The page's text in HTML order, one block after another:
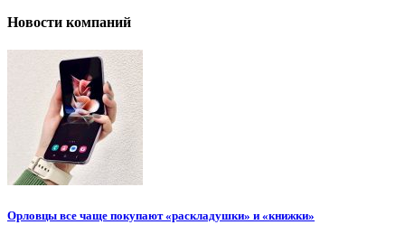
Новости компаний
Орловцы все чаще покупают «раскладушки» и «книжки»